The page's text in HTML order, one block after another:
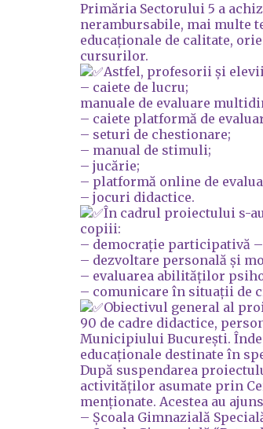
Primăria Sectorului 5 a
nerambursabile, mai multe
educaționale de calitate,
cursurilor.
Astfel, profesorii și
– caiete de lucru;
manuale de evaluare
– caiete platformă de
– seturi de chestionare;
– manual de stimuli;
– jucărie;
– platformă online de
– jocuri didactice.
În cadrul proiectului s-
copiii:
– democrație participativă
– dezvoltare personală și
– evaluarea abilităților
– comunicare în situații de
Obiectivul general al
90 de cadre didactice,
Municipiului București.
educaționale destinate în
După suspendarea
activităților asumate prin
menționate. Acestea au
– Școala Gimnazială